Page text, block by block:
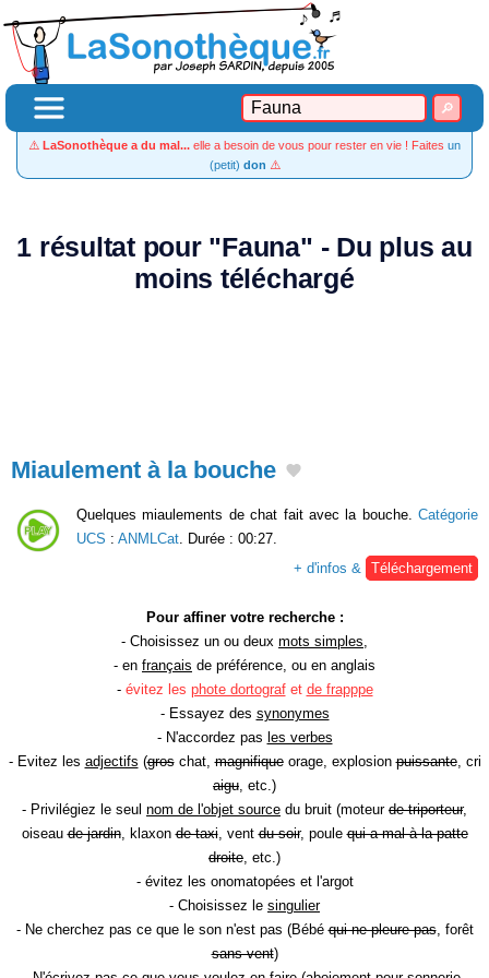
⚠️ LaSonothèque a du mal... elle a besoin de vous pour rester en vie ! Faites un
(petit) don ⚠️
1 résultat pour "Fauna" - Du plus au
moins téléchargé
Miaulement à la bouche
Quelques miaulements de chat fait avec la bouche. Catégorie
UCS : ANMLCat . Durée : 00:27.
+ d'infos &
Téléchargement
Pour affiner votre recherche :
- Choisissez un ou deux mots simples
- en français de préférence, ou en anglais
- évitez les phote dortografet de frapppe
- Essayez des synonymes
- N'accordez pas les verbes
- Evitez les adjectifs (groschat,magnifiqueorage, explosionpuissante, cri
aigu , etc.)
- Privilégiez le seul nom de l'objet source du bruit (moteur de triporteur,
oiseaude jardin, klaxonde taxi, ventdu soir, poulequi a mal à la patte
droite , etc.)
- évitez les onomatopées et l'argot
- Choisissez le singulier
- Ne cherchez pas ce que le son n'est pas (Bébéqui ne pleure pas, forêt
sans vent)